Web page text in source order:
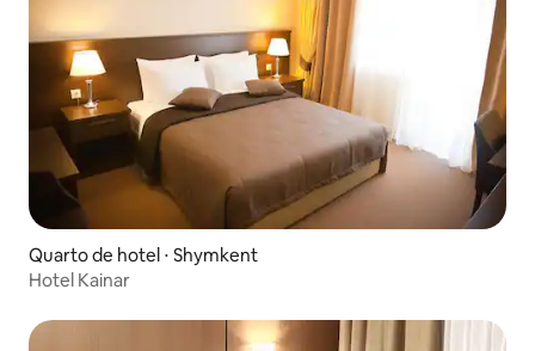
Quarto de hotel ⋅ Shymkent
Hotel Kainar